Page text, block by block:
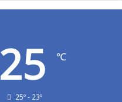
25 ℃
25º - 23º